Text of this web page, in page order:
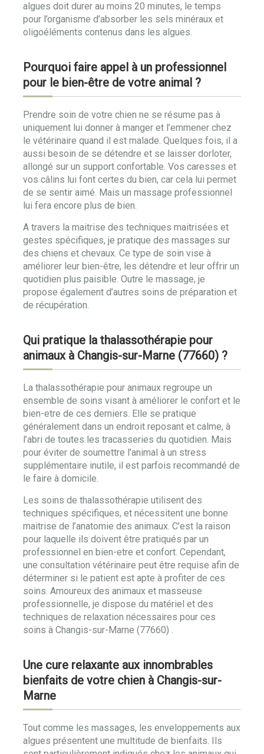
algues doit durer au moins 20 minutes, le temps
pour l’organisme d’absorber les sels minéraux et
oligoéléments contenus dans les algues.
Pourquoi faire appel à un professionnel
pour le bien-être de votre animal ?
Prendre soin de votre chien ne se résume pas à
uniquement lui donner à manger et l’emmener chez
le vétérinaire quand il est malade. Quelques fois, il a
aussi besoin de se détendre et se laisser dorloter,
allongé sur un support confortable. Vos caresses et
vos câlins lui font certes du bien, car cela lui permet
de se sentir aimé. Mais un massage professionnel
lui fera encore plus de bien.
A travers la maitrise des techniques maitrisées et
gestes spécifiques, je pratique des massages sur
des chiens et chevaux. Ce type de soin vise à
améliorer leur bien-être, les détendre et leur offrir un
quotidien plus paisible. Outre le massage, je
propose également d’autres soins de préparation et
de récupération.
Qui pratique la thalassothérapie pour
animaux à Changis-sur-Marne (77660) ?
La thalassothérapie pour animaux regroupe un
ensemble de soins visant à améliorer le confort et le
bien-etre de ces derniers. Elle se pratique
généralement dans un endroit reposant et calme, à
l’abri de toutes les tracasseries du quotidien. Mais
pour éviter de soumettre l’animal à un stress
supplémentaire inutile, il est parfois recommandé de
le faire à domicile.
Les soins de thalassothérapie utilisent des
techniques spécifiques, et nécessitent une bonne
maitrise de l’anatomie des animaux. C’est la raison
pour laquelle ils doivent être pratiqués par un
professionnel en bien-etre et confort. Cependant,
une consultation vétérinaire peut être requise afin de
déterminer si le patient est apte à profiter de ces
soins. Amoureux des animaux et masseuse
professionnelle, je dispose du matériel et des
techniques de relaxation nécessaires pour ces
soins à Changis-sur-Marne (77660) .
Une cure relaxante aux innombrables
bienfaits de votre chien à Changis-sur-
Marne
Tout comme les massages, les enveloppements aux
algues présentent une multitude de bienfaits. Ils